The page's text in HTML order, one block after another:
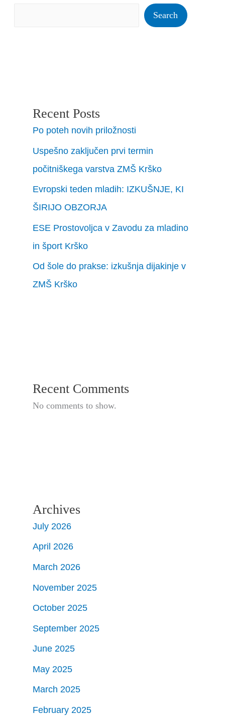
Search
Recent Posts
Po poteh novih priložnosti
Uspešno zaključen prvi termin
počitniškega varstva ZMŠ Krško
Evropski teden mladih: IZKUŠNJE, KI
ŠIRIJO OBZORJA
ESE Prostovoljca v Zavodu za mladino
in šport Krško
Od šole do prakse: izkušnja dijakinje v
ZMŠ Krško
Recent Comments
No comments to show.
Archives
July 2026
April 2026
March 2026
November 2025
October 2025
September 2025
June 2025
May 2025
March 2025
February 2025